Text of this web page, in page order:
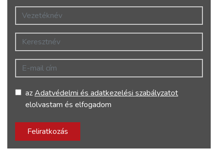
Vezetéknév
Keresztnév
E-mail cím
azAdatvédelmi és adatkezelési szabályzatot
elolvastam és elfogadom
Feliratkozás